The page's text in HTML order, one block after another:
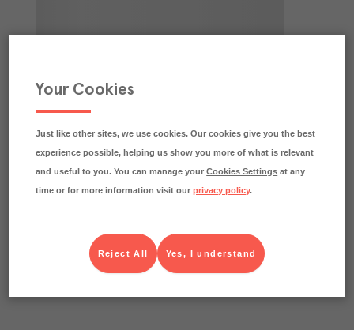
Your Cookies
Just like other sites, we use cookies. Our cookies give you the best
experience possible, helping us show you more of what is relevant
and useful to you. You can manage yourCookies Settings at any
time or for more information visit ourprivacy policy.
Yes, I understand
Reject All